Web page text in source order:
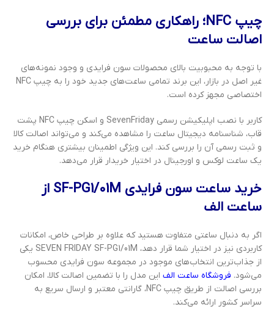
چیپ NFC؛ راهکاری مطمئن برای بررسی
اصالت ساعت
با توجه به محبوبیت بالای محصولات سون فرایدی و وجود نمونه‌های
غیر اصل در بازار، این برند تمامی ساعت‌های جدید خود را به چیپ NFC
اختصاصی مجهز کرده است.
کاربر با نصب اپلیکیشن رسمی SevenFriday و اسکن چیپ NFC پشت
قاب، شناسنامه دیجیتال ساعت را مشاهده می‌کند و می‌تواند اصالت کالا
و ثبت رسمی آن را بررسی کند. این ویژگی اطمینان بیشتری هنگام خرید
یک ساعت لوکس و اورجینال در اختیار خریدار قرار می‌دهد.
خرید ساعت سون فرایدی SF-PG1/01M از
ساعت الف
اگر به دنبال ساعتی متفاوت هستید که علاوه بر طراحی خاص، امکانات
کاربردی نیز در اختیار شما قرار دهد، SEVEN FRIDAY SF-PG1/01M یکی
از جذاب‌ترین انتخاب‌های موجود در مجموعه سون فرایدی محسوب
می‌شود. فروشگاه ساعت الف این مدل را با تضمین اصالت کالا، امکان
بررسی اصالت از طریق چیپ NFC، گارانتی معتبر و ارسال سریع به
سراسر کشور ارائه می‌کند.